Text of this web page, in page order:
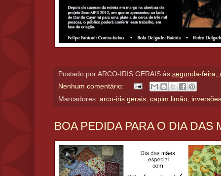
Postado por ARCO-IRIS GERAIS às segunda-feira,
Nenhum comentário:
Marcadores: arco-iris gerais, capim limão,
BOA PEDIDA PARA O DIA DAS